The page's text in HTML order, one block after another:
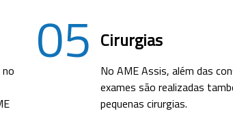
05 Cirurgias
No AME Assis, além das
exames são realizadas
pequenas cirurgias.